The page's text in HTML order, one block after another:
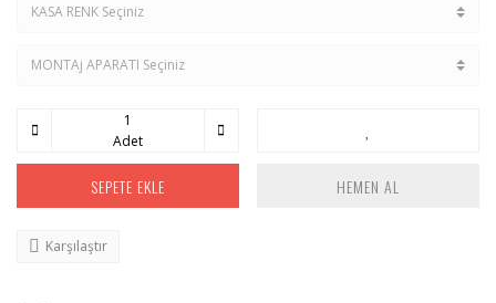
Adet
SEPETE EKLE HEMEN AL
Karşılaştır